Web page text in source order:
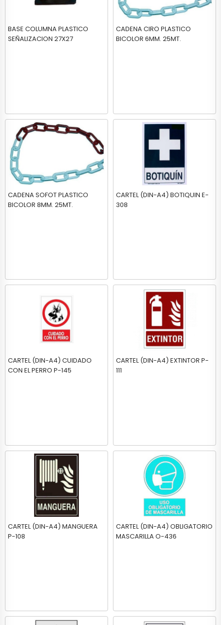
BASE COLUMNA PLASTICO
SEÑALIZACION 27X27
CADENA CIRO PLASTICO
BICOLOR 6MM. 25MT.
CADENA SOFOT PLASTICO
BICOLOR 8MM. 25MT.
CARTEL (DIN-A4) BOTIQUIN E-
308
CARTEL (DIN-A4) CUIDADO
CON EL PERRO P-145
CARTEL (DIN-A4) EXTINTOR P-
111
CARTEL (DIN-A4) MANGUERA
P-108
CARTEL (DIN-A4) OBLIGATORIO
MASCARILLA O-436